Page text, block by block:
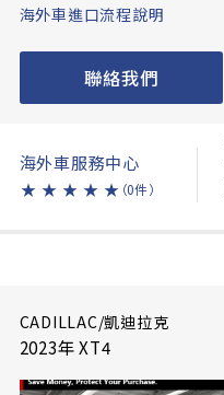
海外車進口流程說明
聯絡我們
海外車服務中心
★ ★ ★ ★ ★ （0件）
CADILLAC/凱迪拉克
2023年 XT4